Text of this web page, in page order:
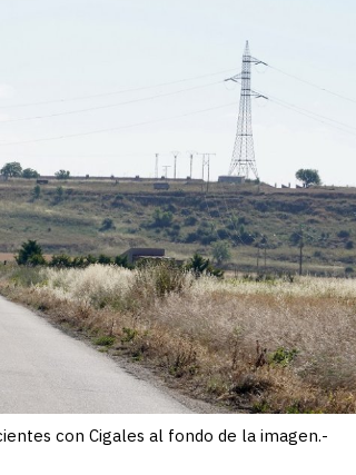
con Cigales al fondo de la imagen.-